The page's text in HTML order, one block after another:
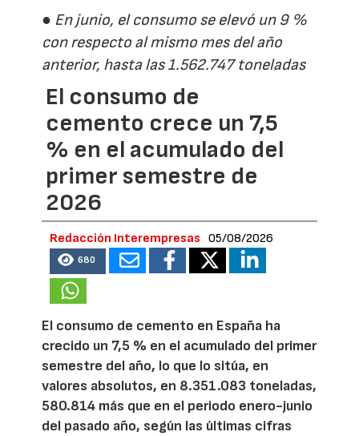
● En junio, el consumo se elevó un 9 %
con respecto al mismo mes del año
anterior, hasta las 1.562.747 toneladas
El consumo de
cemento crece un 7,5
% en el acumulado del
primer semestre de
2026
Redacción Interempresas 05/08/2026
680
El consumo de cemento en España ha
crecido un 7,5 % en el acumulado del primer
semestre del año, lo que lo sitúa, en
valores absolutos, en 8.351.083 toneladas,
580.814 más que en el periodo enero-junio
del pasado año, según las últimas cifras